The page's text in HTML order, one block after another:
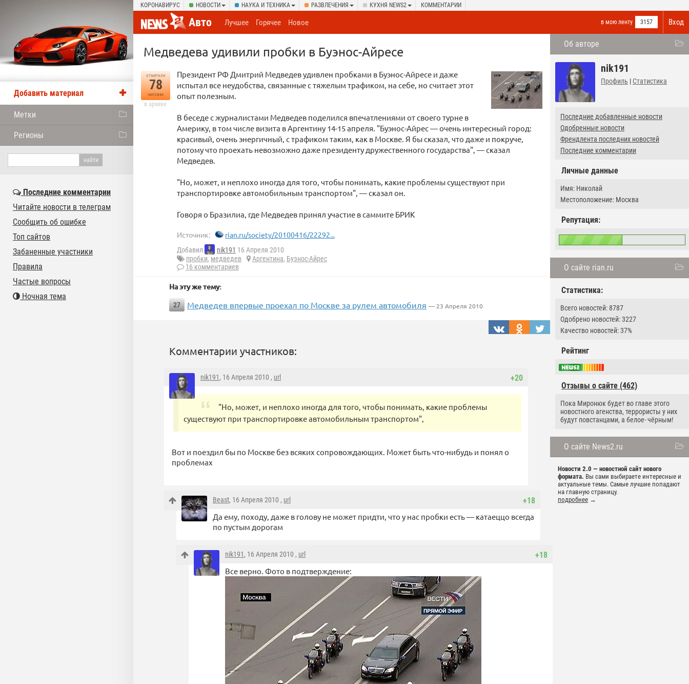
КОРОНАВИРУС НОВОСТИ НАУКА И ТЕХНИКА РАЗВЛЕЧЕНИЯ КУХНЯ NEWS2 КОММЕНТАРИИ
Вход
Авто в мою ленту 3157
Лучшее Горячее Новое
Об авторе
nik191
Профиль | Статистика
Последние добавленные новости
Одобренные новости
Френдлента последних новостей
Последние комментарии
Личные данные
Имя: Николай
Местоположение: Москва
Репутация:
О сайте rian.ru
Статистика:
Всего новостей: 8787
Одобрено новостей: 3227
Качество новостей: 37%
Рейтинг
Отзывы о сайте (462)
Пока Миронюк будет во главе этого
новостного агенства, террористы у них
будут повстанцами, а белое- чёрным!
О сайте News2.ru
Новости 2.0 — новостной сайт нового
формата. Вы сами выбираете интересные и
актуальные темы. Самые лучшие попадают
на главную страницу.
подробнее →
Медведева удивили пробки в Буэнос-Айресе
отметили
78
человек
в архиве
Президент РФ Дмитрий Медведев удивлен пробками в Буэнос-Айресе и даже
испытал все неудобства, связанные с тяжелым трафиком, на себе, но считает этот
опыт полезным.
В беседе с журналистами Медведев поделился впечатлениями от своего турне в
Америку, в том числе визита в Аргентину 14-15 апреля. "Буэнос-Айрес — очень интересный город:
красивый, очень энергичный, с трафиком таким, как в Москве. Я бы сказал, что даже и покруче,
потому что проехать невозможно даже президенту дружественного государства", — сказал
Медведев.
"Но, может, и неплохо иногда для того, чтобы понимать, какие проблемы существуют при
транспортировке автомобильным транспортом", — сказал он.
Говоря о Бразилиа, где Медведев принял участие в саммите БРИК
Источник: rian.ru/society/20100416/22292...
Добавил nik191 16 Апреля 2010
пробки, медведев Аргентина, Буэнос-Айрес
16 комментариев
На эту же тему:
27 Медведев впервые проехал по Москве за рулем автомобиля — 23 Апреля 2010
Комментарии участников:
+20
nik191, 16 Апреля 2010 , url
"Но, может, и неплохо иногда для того, чтобы понимать, какие проблемы
существуют при транспортировке автомобильным транспортом",
Вот и поездил бы по Москве без всяких сопровождающих. Может быть что-нибудь и понял о
проблемах
+18
Beast, 16 Апреля 2010 , url
Да ему, походу, даже в голову не может придти, что у нас пробки есть — катаеццо всегда
по пустым дорогам
+18
nik191, 16 Апреля 2010 , url
Все верно. Фото в подтверждение:
Добавить материал
Метки
Регионы
Последние комментарии
Читайте новости в телеграм
Сообщить об ошибке
Топ сайтов
Забаненные участники
Правила
Частые вопросы
Ночная тема